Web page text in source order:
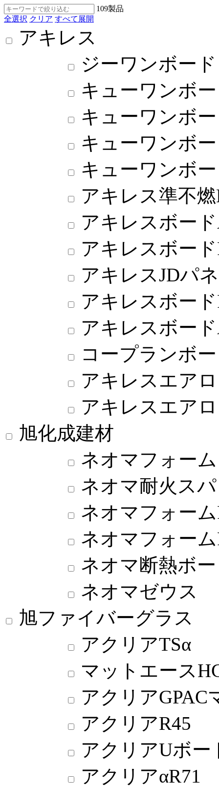
109製品
全選択 クリア すべて展開
アキレス
ジーワンボード
キューワンボ
キューワンボ
キューワンボ
キューワンボ
アキレス準不
アキレスボー
アキレスボー
アキレスJDパ
アキレスボード
アキレスボー
コープランボ
アキレスエア
アキレスエア
旭化成建材
ネオマフォーム
ネオマ耐火ス
ネオマフォーム
ネオマフォー
ネオマ断熱ボ
ネオマゼウス
旭ファイバーグラス
アクリアTSα
マットエース
アクリアGPAC
アクリアR45
アクリアUボー
アクリアαR71